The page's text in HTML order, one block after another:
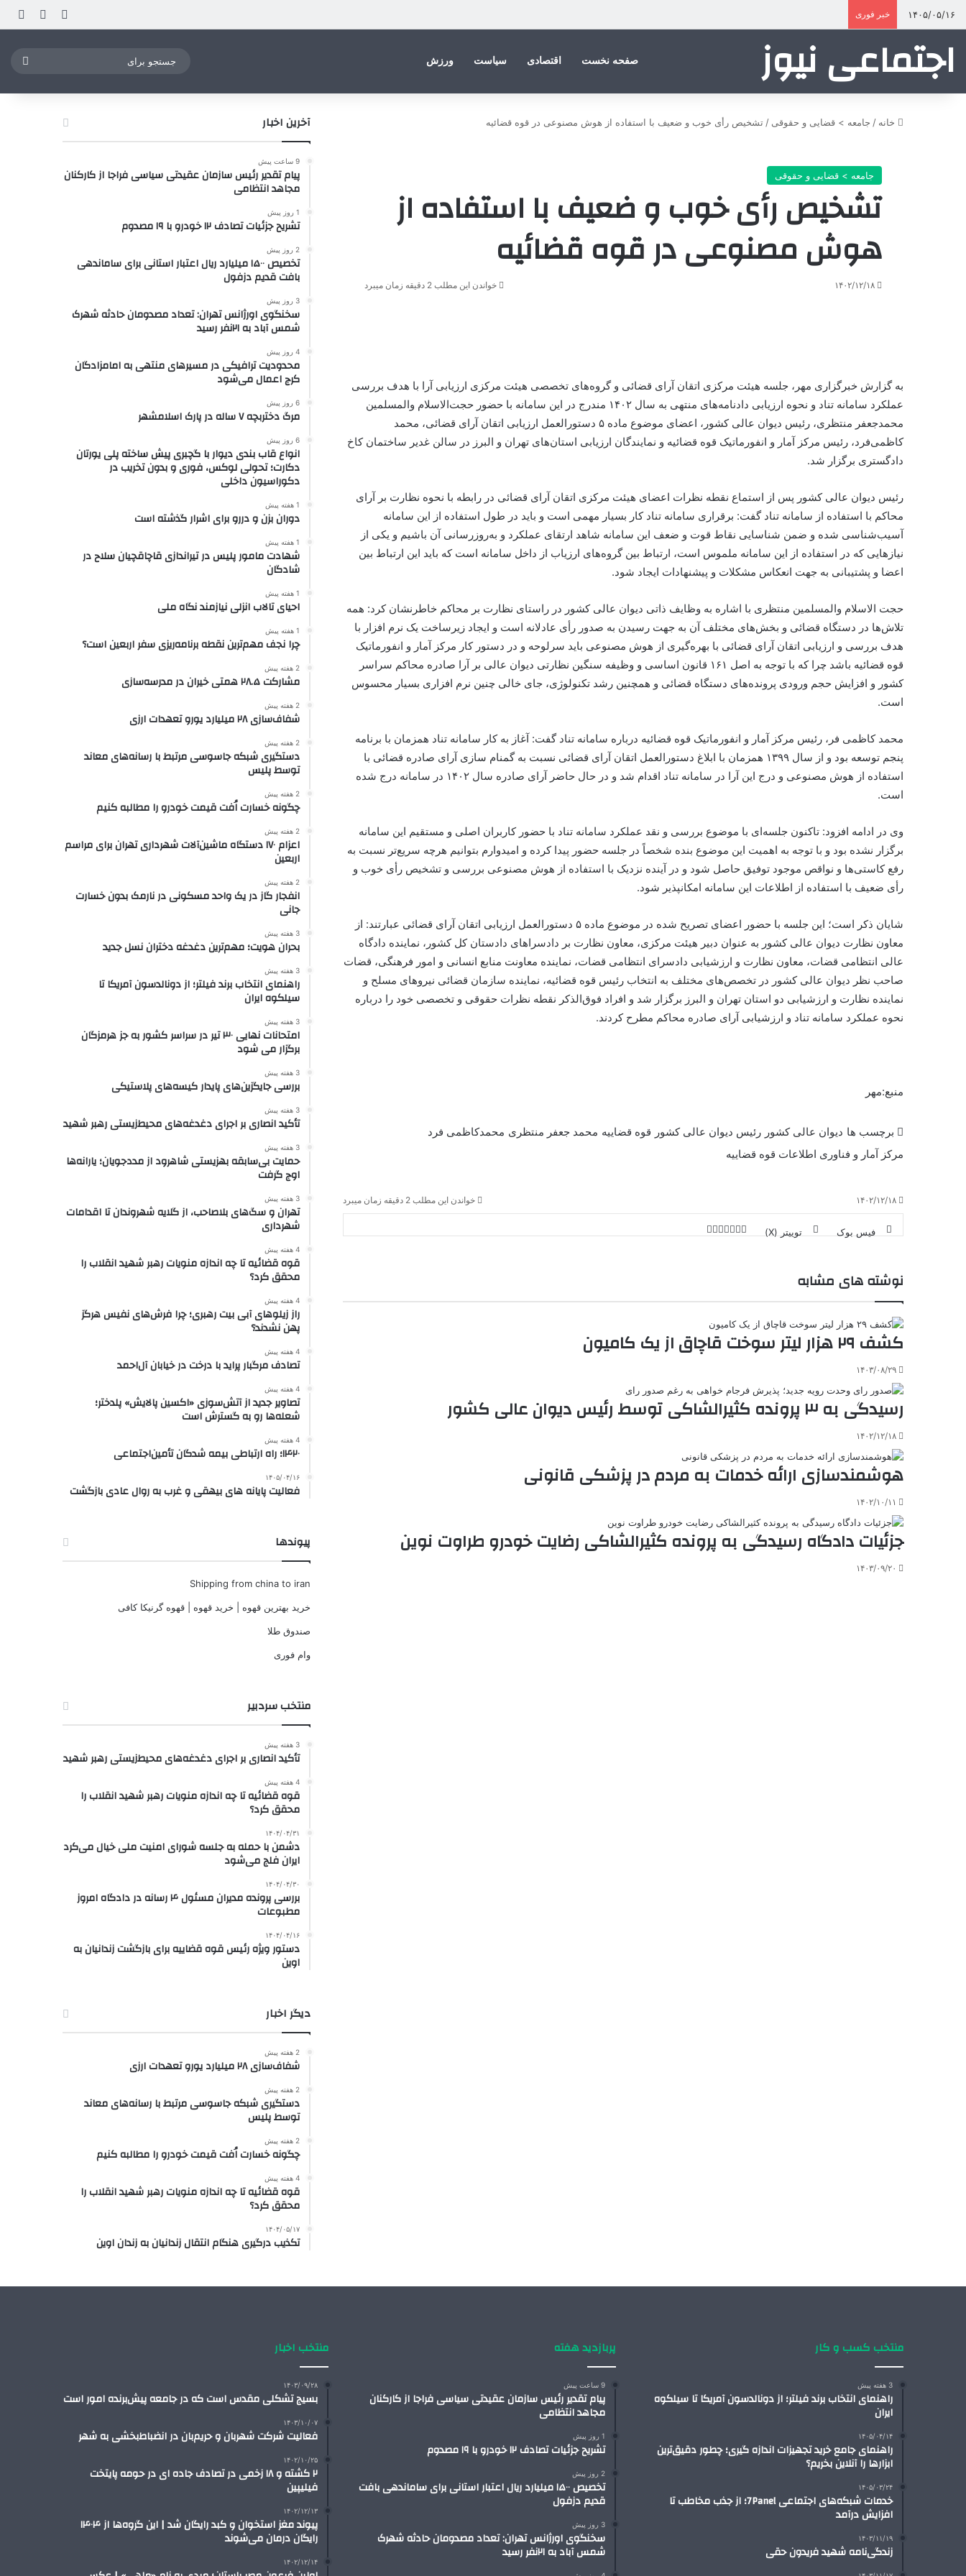
۱۴۰۵/۰۵/۱۶ خبر فوری ورود نوشته
اجتماعی نیوز صفحه نخست اقتصادی سیاست ورزش
خانه / جامعه > قضایی و حقوقی / تشخیص رأی خوب و ضعیف با استفاده از هوش مصنوعی در قوه قضائیه
جامعه > قضایی و حقوقی
تشخیص رأی خوب و ضعیف با استفاده از
هوش مصنوعی در قوه قضائیه
۱۴۰۲/۱۲/۱۸ خواندن این مطلب 2 دقیقه زمان میبرد
به گزارش خبرگزاری مهر، جلسه هیئت مرکزی اتقان آرای قضائی و گروه‌های تخصصی هیئت مرکزی ارزیابی آرا با هدف بررسی
عملکرد سامانه تناد
و نحوه ارزیابی دادنامه‌های منتهی به سال ۱۴۰۲ مندرج در این سامانه با حضور حجت‌الاسلام والمسلمین
محمدجعفر منتظری، رئیس دیوان عالی کشور، اعضای موضوع ماده ۵ دستورالعمل ارزیابی
اتقان آرای قضائی، محمد
کاظمی‌فرد، رئیس مرکز آمار و انفورماتیک قوه قضائیه و نمایندگان ارزیابی استان‌های تهران و البرز در سالن غدیر ساختمان کاخ
دادگستری برگزار شد.
رئیس دیوان عالی کشور پس از استماع نقطه نظرات اعضای هیئت مرکزی اتقان آرای قضائی در رابطه با نحوه نظارت بر آرای
محاکم با استفاده از سامانه تناد گفت: برقراری سامانه تناد کار بسیار مهمی است و باید در طول استفاده از این سامانه
آسیب‌شناسی شده و ضمن شناسایی نقاط قوت و ضعف این سامانه شاهد ارتقای عملکرد و به‌روزرسانی آن باشیم و یکی از
نیازهایی که در استفاده از این سامانه ملموس است، ارتباط بین گروه‌های ارزیاب از داخل سامانه است که باید این ارتباط بین
اعضا و پشتیبانی به جهت انعکاس مشکلات و پیشنهادات ایجاد شود.
حجت الاسلام والمسلمین منتظری با اشاره به وظایف ذاتی دیوان عالی کشور در راستای نظارت بر محاکم خاطرنشان کرد: همه
تلاش‌ها در دستگاه قضائی و بخش‌های مختلف آن به جهت رسیدن به صدور رأی عادلانه است و ایجاد زیرساخت یک نرم افزار با
هدف بررسی و ارزیابی اتقان آرای قضائی با بهره‌گیری از هوش مصنوعی باید سرلوحه و در دستور کار مرکز آمار و انفورماتیک
قوه قضائیه باشد چرا که با توجه به اصل ۱۶۱ قانون اساسی و وظیفه سنگین نظارتی دیوان عالی بر آرا صادره محاکم سراسر
کشور و افزایش حجم ورودی پرونده‌های دستگاه قضائی و همچنین رشد تکنولوژی، جای خالی چنین نرم افزاری بسیار محسوس
است.
محمد کاظمی فر، رئیس مرکز آمار و انفورماتیک قوه قضائیه درباره سامانه تناد گفت: آغاز به کار سامانه تناد همزمان با برنامه
پنجم توسعه بود و از سال ۱۳۹۹ همزمان با ابلاغ دستورالعمل
اتقان آرای قضائی نسبت به گمنام سازی آرای صادره قضائی با
استفاده از هوش مصنوعی و درج این آرا در سامانه تناد
اقدام شد و در حال حاضر آرای صادره سال ۱۴۰۲ در سامانه درج شده
است.
وی در ادامه افزود: تاکنون جلسه‌ای با موضوع بررسی و نقد عملکرد سامانه تناد با حضور کاربران اصلی و مستقیم این سامانه
برگزار نشده بود و با توجه به اهمیت این موضوع بنده شخصاً در جلسه حضور پیدا کرده و امیدوارم بتوانیم هرچه سریع‌تر نسبت به
رفع کاستی‌ها و نواقص موجود توفیق حاصل شود و در آینده نزدیک با استفاده از هوش مصنوعی بررسی و تشخیص رأی خوب و
رأی ضعیف با استفاده از اطلاعات این سامانه امکانپذیر شود.
شایان ذکر است؛ این جلسه با حضور اعضای تصریح شده در موضوع ماده ۵ دستورالعمل ارزیابی اتقان آرای قضائی عبارتند: از
معاون نظارت دیوان عالی کشور به عنوان دبیر هیئت مرکزی، معاون نظارت بر دادسراهای دادستان کل کشور، نماینده دادگاه
عالی انتظامی قضات، معاون نظارت و ارزشیابی دادسرای انتظامی قضات، نماینده معاونت منابع انسانی و امور فرهنگی، قضات
صاحب نظر دیوان عالی کشور در تخصص‌های مختلف به انتخاب رئیس قوه قضائیه، نماینده سازمان قضائی نیروهای مسلح و
نماینده نظارت و ارزشیابی دو استان تهران و البرز برگزار شد و افراد فوق‌الذکر نقطه نظرات حقوقی و تخصصی خود را درباره
نحوه عملکرد سامانه تناد و ارزشیابی آرای صادره محاکم مطرح کردند.
منبع:مهر
برچسب ها دیوان عالی کشور رئیس دیوان عالی کشور قوه قضاییه محمد جعفر منتظری محمدکاظمی فرد
مرکز آمار و فناوری اطلاعات قوه قضاییه
۱۴۰۲/۱۲/۱۸ خواندن این مطلب 2 دقیقه زمان میبرد
فیس بوک توییتر (X)
تk
t
ه
نوشته های مشابه
کشف ۲۹ هزار لیتر سوخت قاچاق از یک کامیون
۱۴۰۳/۰۸/۲۹
رسیدگی به ۳ پرونده‌ کثیرالشاکی توسط رئیس دیوان عالی کشور
۱۴۰۲/۱۲/۱۸
هوشمندسازی ارائه خدمات به مردم در پزشکی قانونی
۱۴۰۲/۱۰/۱۱
جزئیات دادگاه رسیدگی به پرونده کثیرالشاکی رضایت خودرو طراوت نوین
۱۴۰۳/۰۹/۲۰
آخرین اخبار
9 ساعت پیش
پیام تقدیر رئیس سازمان عقیدتی سیاسی فراجا از کارکنان
مجاهد انتظامی
1 روز پیش
تشریح جزئیات تصادف ۱۲ خودرو با ۱۹ مصدوم
2 روز پیش
تخصیص ۱۵۰۰ میلیارد ریال اعتبار استانی برای ساماندهی
بافت قدیم دزفول
3 روز پیش
سخنگوی اورژانس تهران: تعداد مصدومان حادثه شهرک
شمس آباد به ۲۱نفر رسید
4 روز پیش
محدودیت ترافیکی در مسیرهای منتهی به امامزادگان
کرج اعمال می‌شود
6 روز پیش
مرگ دختربچه ۷ ساله در پارک اسلامشهر
6 روز پیش
انواع قاب بندی دیوار با گچبری پیش ساخته پلی یورتان
دکارت؛ تحولی لوکس، فوری و بدون تخریب در
دکوراسیون داخلی
1 هفته پیش
دوران بزن و دررو برای اشرار گذشته است
1 هفته پیش
شهادت مامور پلیس در تیراندازی قاچاقچیان سلاح در
شادگان
1 هفته پیش
احیای تالاب انزلی نیازمند نگاه ملی
1 هفته پیش
چرا نجف مهم‌ترین نقطه برنامه‌ریزی سفر اربعین است؟
2 هفته پیش
مشارکت ۲۸.۵ همتی خیران در مدرسه‌سازی
2 هفته پیش
شفاف‌سازی ۲۸ میلیارد یورو تعهدات ارزی
2 هفته پیش
دستگیری شبکه جاسوسی مرتبط با رسانه‌های معاند
توسط پلیس
2 هفته پیش
چگونه خسارت اُفت قیمت خودرو را مطالبه کنیم
2 هفته پیش
اعزام ۱۷۰ دستگاه ماشین‌آلات شهرداری تهران برای مراسم
اربعین
2 هفته پیش
انفجار گاز در یک واحد مسکونی در نارمک بدون خسارت
جانی
3 هفته پیش
بحران هویت؛ مهم‌ترین دغدغه دختران نسل جدید
3 هفته پیش
راهنمای انتخاب برند فیلتر؛ از دونالدسون آمریکا تا
سیلکوه ایران
3 هفته پیش
امتحانات نهایی ۳۰ تیر در سراسر کشور به جز هرمزگان
برگزار می شود
3 هفته پیش
بررسی جایگزین‌های پایدار کیسه‌های پلاستیکی
3 هفته پیش
تأکید انصاری بر اجرای دغدغه‌های محیط‌زیستی رهبر شهید
3 هفته پیش
حمایت بی‌سابقه بهزیستی شاهرود از مددجویان؛ یارانه‌ها
اوج گرفت
3 هفته پیش
تهران و سگ‌های بلاصاحب، از گلایه شهروندان تا اقدامات
شهرداری
4 هفته پیش
قوه قضائیه تا چه اندازه منویات رهبر شهید انقلاب را
محقق کرد؟
4 هفته پیش
راز زیلوهای آبی بیت رهبری؛ چرا فرش‌های نفیس هرگز
پهن نشدند؟
4 هفته پیش
تصادف مرگبار پراید با درخت در خیابان آل‌احمد
4 هفته پیش
تصاویر جدید از آتش‌سوزی «اکسین پالایش» پلدختر؛
شعله‌ها رو به گسترش است
4 هفته پیش
۱۴۲۰؛ راه ارتباطی بیمه شدگان تأمین‌اجتماعی
۱۴۰۵/۰۴/۱۶
فعالیت پایانه های بیهقی و غرب به روال عادی بازگشت
پیوندها
Shipping from china to iran
خرید بهترین قهوه | خرید قهوه | قهوه گرنیکا کافی
صندوق طلا
وام فوری
منتخب سردبیر
3 هفته پیش
تأکید انصاری بر اجرای دغدغه‌های محیط‌زیستی رهبر شهید
4 هفته پیش
قوه قضائیه تا چه اندازه منویات رهبر شهید انقلاب را
محقق کرد؟
۱۴۰۴/۰۴/۳۱
دشمن با حمله به جلسه شورای‌ امنیت ملی خیال می‌کرد
ایران فلج می‌شود
۱۴۰۴/۰۴/۳۰
بررسی پرونده مدیران مسئول ۴ رسانه در دادگاه امروز
مطبوعات
۱۴۰۴/۰۴/۱۶
دستور ویژه رئیس قوه قضاییه برای بازگشت زندانیان به
اوین
دیگر اخبار
2 هفته پیش
شفاف‌سازی ۲۸ میلیارد یورو تعهدات ارزی
2 هفته پیش
دستگیری شبکه جاسوسی مرتبط با رسانه‌های معاند
توسط پلیس
2 هفته پیش
چگونه خسارت اُفت قیمت خودرو را مطالبه کنیم
4 هفته پیش
قوه قضائیه تا چه اندازه منویات رهبر شهید انقلاب را
محقق کرد؟
۱۴۰۴/۰۵/۱۷
تکذیب درگیری هنگام انتقال زندانیان به زندان اوین
منتخب کسب و کار
3 هفته پیش
راهنمای انتخاب برند فیلتر؛ از دونالدسون آمریکا تا سیلکوه
ایران
۱۴۰۵/۰۴/۱۴
راهنمای جامع خرید تجهیزات اندازه گیری؛ چطور دقیق‌ترین
ابزارها را آنلاین بخریم؟
۱۴۰۵/۰۳/۲۴
خدمات شبکه‌های اجتماعی 7Panel؛ از جذب مخاطب تا
افزایش درآمد
۱۴۰۳/۱۱/۱۹
زندگی‌نامه شهید فریدون حقی
پربازدید هفته
9 ساعت پیش
پیام تقدیر رئیس سازمان عقیدتی سیاسی فراجا از کارکنان
مجاهد انتظامی
1 روز پیش
تشریح جزئیات تصادف ۱۲ خودرو با ۱۹ مصدوم
2 روز پیش
تخصیص ۱۵۰۰ میلیارد ریال اعتبار استانی برای ساماندهی بافت
قدیم دزفول
3 روز پیش
سخنگوی اورژانس تهران: تعداد مصدومان حادثه شهرک
شمس آباد به ۲۱نفر رسید
منتخب اخبار
۱۴۰۳/۰۹/۲۸
بسیج تشکلی مقدس است که در جامعه پیش‌برنده امور است
۱۴۰۳/۱۰/۰۷
فعالیت شرکت شهربان و حریم‌بان در انضباط‌بخشی به شهر
۱۴۰۲/۱۰/۲۵
۲ کشته و ۱۸ زخمی در تصادف جاده ای در حومه پایتخت
فیلیپین
۱۴۰۲/۱۲/۱۳
پیوند مغز استخوان و کبد رایگان شد | این گروه‌ها از ۱۴۰۴
رایگان درمان می‌شوند
۱۴۰۲/۱۲/۱۴